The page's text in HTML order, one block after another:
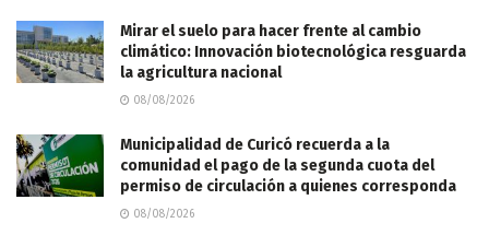
Mirar el suelo para hacer frente al cambio
climático: Innovación biotecnológica resguarda
la agricultura nacional
08/08/2026
Municipalidad de Curicó recuerda a la
comunidad el pago de la segunda cuota del
permiso de circulación a quienes corresponda
08/08/2026